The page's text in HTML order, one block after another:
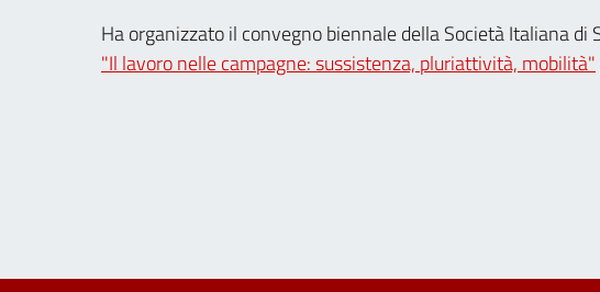
Ha organizzato il convegno biennale della Società Italiana di
"Il lavoro nelle campagne: sussistenza, pluriattività, mobilità"